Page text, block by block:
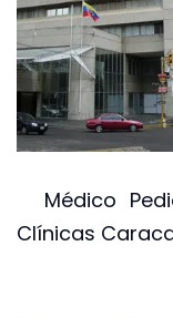
Médico
Clínicas